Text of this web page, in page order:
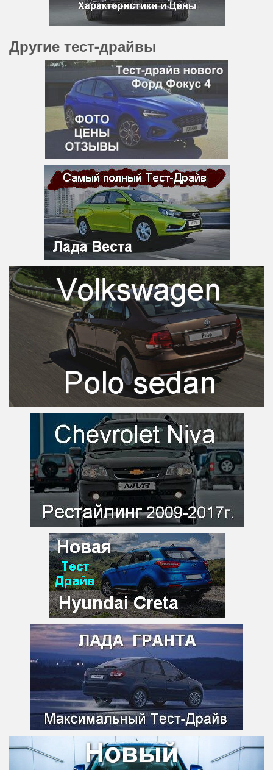
Другие тест-драйвы